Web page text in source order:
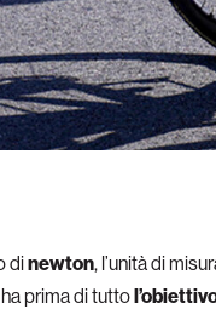
dinewton, l’unità di
prima di tutto